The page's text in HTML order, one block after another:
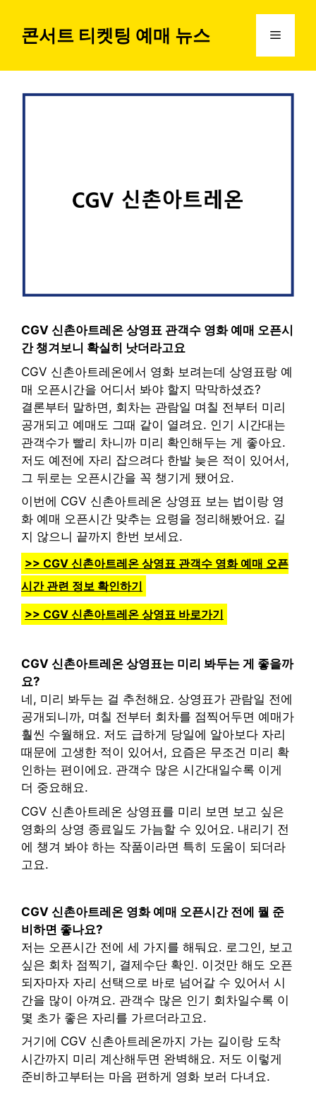
콘서트 티켓팅 예매 뉴스 메
CGV 신촌아트레온 상영표 관객수 영화 예매 오픈시
간 챙겨보니 확실히 낫더라고요
CGV 신촌아트레온에서 영화 보려는데 상영표랑 예
매 오픈시간을 어디서 봐야 할지 막막하셨죠?
결론부터 말하면, 회차는 관람일 며칠 전부터 미리
공개되고 예매도 그때 같이 열려요. 인기 시간대는
관객수가 빨리 차니까 미리 확인해두는 게 좋아요.
저도 예전에 자리 잡으려다 한발 늦은 적이 있어서,
그 뒤로는 오픈시간을 꼭 챙기게 됐어요.
이번에 CGV 신촌아트레온 상영표 보는 법이랑 영
화 예매 오픈시간 맞추는 요령을 정리해봤어요. 길
지 않으니 끝까지 한번 보세요.
>> CGV 신촌아트레온 상영표 관객수 영화 예매 오픈
시간 관련 정보 확인하기
>> CGV 신촌아트레온 상영표 바로가기
CGV 신촌아트레온 상영표는 미리 봐두는 게 좋을까
요?
네, 미리 봐두는 걸 추천해요. 상영표가 관람일 전에
공개되니까, 며칠 전부터 회차를 점찍어두면 예매가
훨씬 수월해요. 저도 급하게 당일에 알아보다 자리
때문에 고생한 적이 있어서, 요즘은 무조건 미리 확
인하는 편이에요. 관객수 많은 시간대일수록 이게
더 중요해요.
CGV 신촌아트레온 상영표를 미리 보면 보고 싶은
영화의 상영 종료일도 가늠할 수 있어요. 내리기 전
에 챙겨 봐야 하는 작품이라면 특히 도움이 되더라
고요.
CGV 신촌아트레온 영화 예매 오픈시간 전에 뭘 준
비하면 좋나요?
저는 오픈시간 전에 세 가지를 해둬요. 로그인, 보고
싶은 회차 점찍기, 결제수단 확인. 이것만 해도 오픈
되자마자 자리 선택으로 바로 넘어갈 수 있어서 시
간을 많이 아껴요. 관객수 많은 인기 회차일수록 이
몇 초가 좋은 자리를 가르더라고요.
거기에 CGV 신촌아트레온까지 가는 길이랑 도착
시간까지 미리 계산해두면 완벽해요. 저도 이렇게
준비하고부터는 마음 편하게 영화 보러 다녀요.